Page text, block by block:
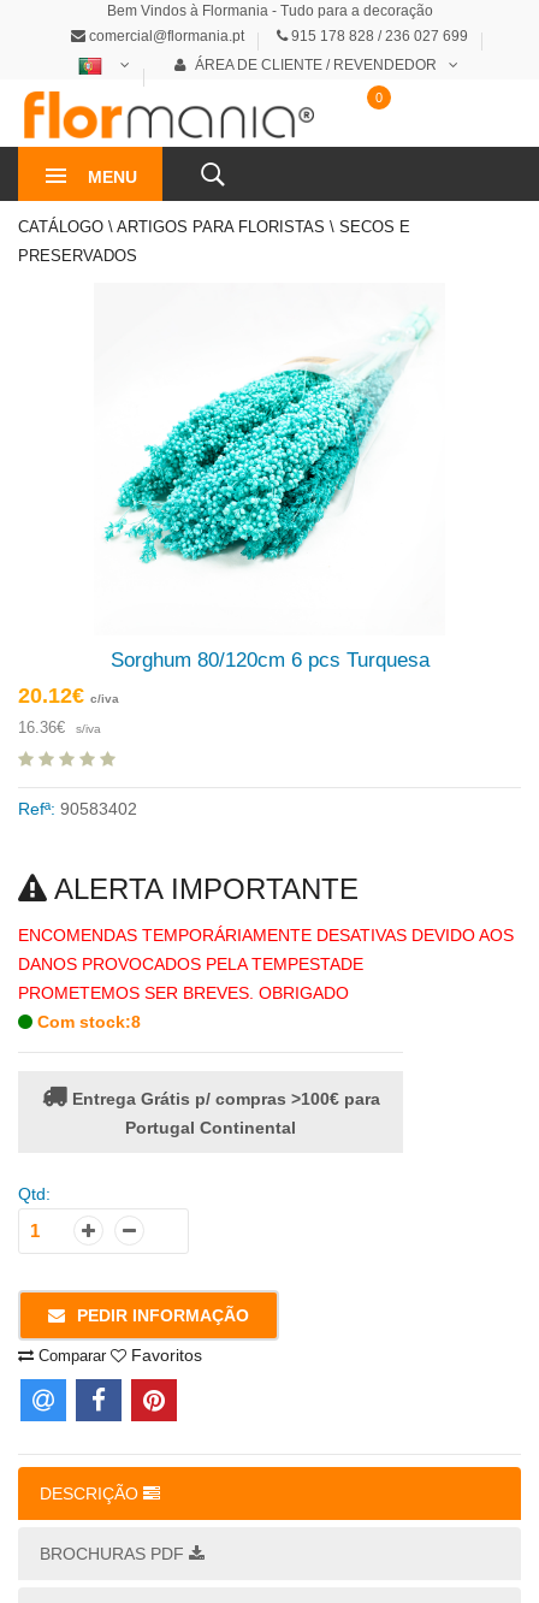
Bem Vindos à Flormania - Tudo para a decoração
comercial@flormania.pt
915 178 828 / 236 027 699
ÁREA DE CLIENTE / REVENDEDOR
MENU
0
CATÁLOGO \ ARTIGOS PARA FLORISTAS \ SECOS E
PRESERVADOS
Sorghum 80/120cm 6 pcs Turquesa
20.12€ c/iva
16.36€ s/iva
Refª: 90583402
ALERTA IMPORTANTE
ENCOMENDAS TEMPORÁRIAMENTE DESATIVAS DEVIDO AOS
DANOS PROVOCADOS PELA TEMPESTADE
PROMETEMOS SER BREVES. OBRIGADO
Com stock:8
Entrega Grátis p/ compras >100€ para
Portugal Continental
Qtd:
PEDIR INFORMAÇÃO
Comparar Favoritos
DESCRIÇÃO
BROCHURAS PDF